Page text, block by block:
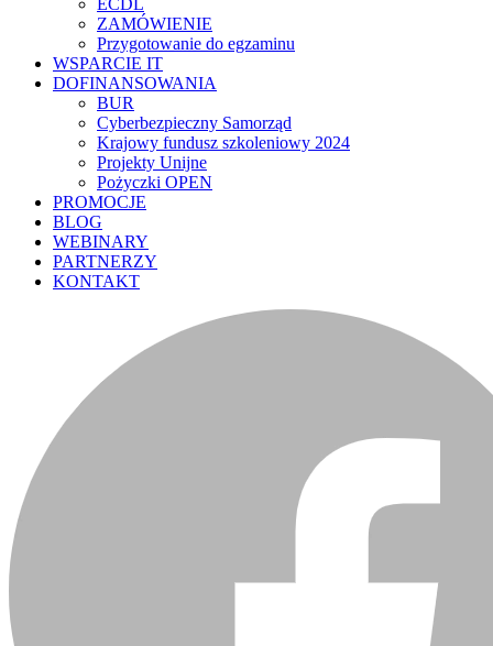
ZAMÓWIENIE
Przygotowanie do egzaminu
WSPARCIE IT
DOFINANSOWANIA
BUR
Cyberbezpieczny Samorząd
Krajowy fundusz szkoleniowy 2024
Projekty Unijne
Pożyczki OPEN
PROMOCJE
BLOG
WEBINARY
PARTNERZY
KONTAKT